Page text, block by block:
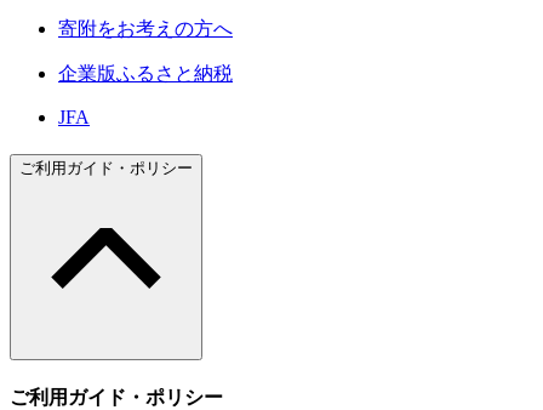
寄附をお考えの方へ
企業版ふるさと納税
JFA
ご利用ガイド・ポリシー
ご利用ガイド・ポリシー